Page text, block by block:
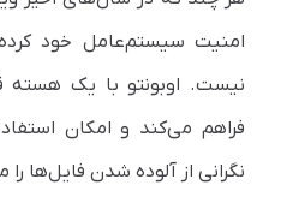
امنیت سیستم‌عامل خود
نیست. اوبونتو با یک هسته
فراهم می‌کند و امکان
نگرانی از آلوده شدن فایل‌ها